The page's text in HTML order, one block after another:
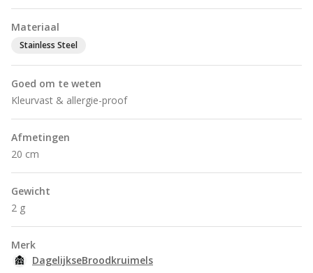
Materiaal
Stainless Steel
Goed om te weten
Kleurvast & allergie-proof
Afmetingen
20 cm
Gewicht
2 g
Merk
DagelijkseBroodkruimels